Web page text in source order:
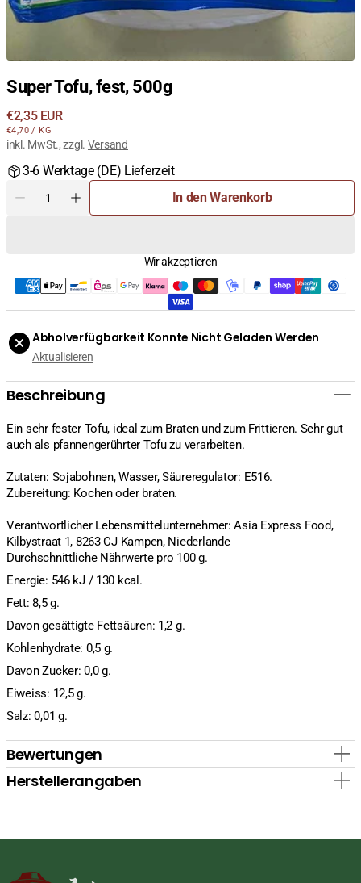
Super Tofu, fest, 500g
Regulärer
Preis
€2,35 EUR
STÜCKPREIS
€4,70 / PRO
KG
inkl. MwSt., zzgl. Versand
3-6 Werktage (DE) Lieferzeit
Menge
500g
verringern
Menge
500g
erhöhen
In den Warenkorb
Wir akzeptieren
Abholverfügbarkeit Konnte Nicht Geladen Werden
Aktualisieren
Beschreibung
Ein sehr fester Tofu, ideal zum Braten und zum Frittieren. Sehr gut
auch als pfannengerührter Tofu zu verarbeiten.
Zutaten: Sojabohnen, Wasser, Säureregulator: E516.
Zubereitung: Kochen oder braten.
Verantwortlicher Lebensmittelunternehmer: Asia Express Food,
Kilbystraat 1, 8263 CJ Kampen, Niederlande
Durchschnittliche Nährwerte pro 100 g.
Energie: 546 kJ / 130 kcal.
Fett: 8,5 g.
Davon gesättigte Fettsäuren: 1,2 g.
Kohlenhydrate: 0,5 g.
Davon Zucker: 0,0 g.
Eiweiss: 12,5 g.
Salz: 0,01 g.
Bewertungen
Herstellerangaben